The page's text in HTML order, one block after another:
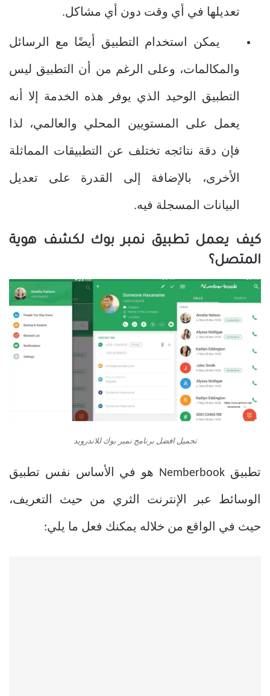
تعديلها في أي وقت دون أي مشاكل.
يمكن استخدام التطبيق أيضًا مع الرسائل
والمكالمات، وعلى الرغم من أن التطبيق ليس
التطبيق الوحيد الذي يوفر هذه الخدمة إلا أنه
يعمل على المستويين المحلي والعالمي، لذا
فإن دقة نتائجه تختلف عن التطبيقات المماثلة
الأخرى، بالإضافة إلى القدرة على تعديل
البيانات المسجلة فيه.
كيف يعمل تطبيق نمبر بوك لكشف هوية
المتصل؟
تحميل افضل برنامج نمبر بوك للاندرويد
تطبيق Nemberbook هو في الأساس نفس تطبيق
الوسائط عبر الإنترنت الثري من حيث التعريف،
حيث في الواقع من خلاله يمكنك فعل ما يلي: